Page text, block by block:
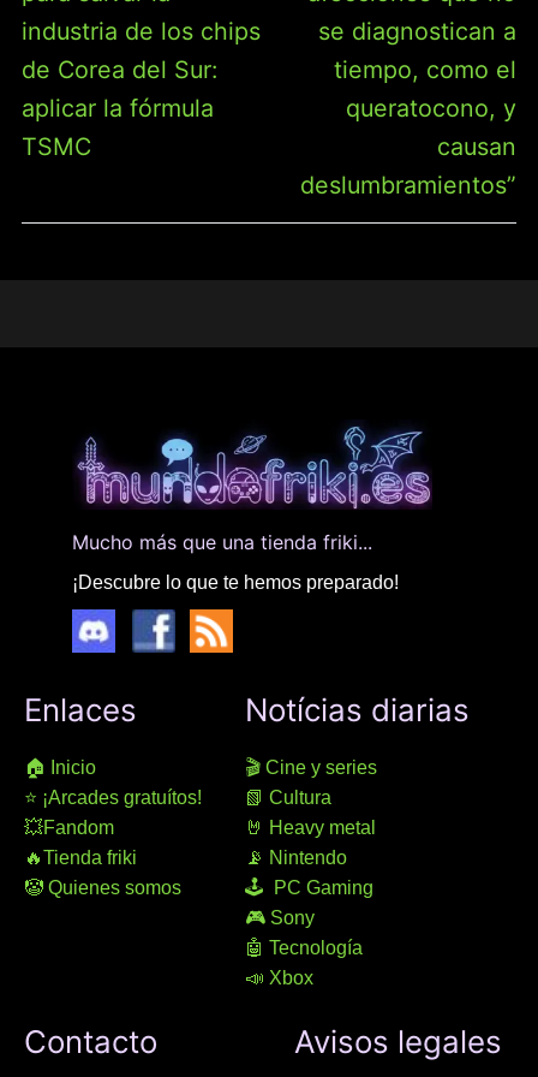
industria de los chips
de Corea del Sur:
aplicar la fórmula
TSMC
se diagnostican a
tiempo, como el
queratocono, y
causan
deslumbramientos”
Mucho más que una tienda friki...
¡Descubre lo que te hemos preparado!
Enlaces
🏠 Inicio
⭐ ¡Arcades gratuítos!
💥Fandom
🔥Tienda friki
🤡 Quienes somos
Notícias diarias
🎬 Cine y series
📗 Cultura
🤘 Heavy metal
📡 Nintendo
🕹 PC Gaming
🎮 Sony
🤖 Tecnología
📣 Xbox
Contacto Avisos legales